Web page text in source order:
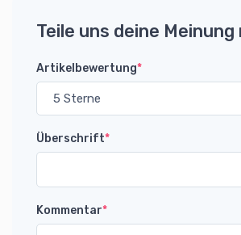
Teile uns deine Meinung
Artikelbewertung*
Überschrift*
Kommentar*